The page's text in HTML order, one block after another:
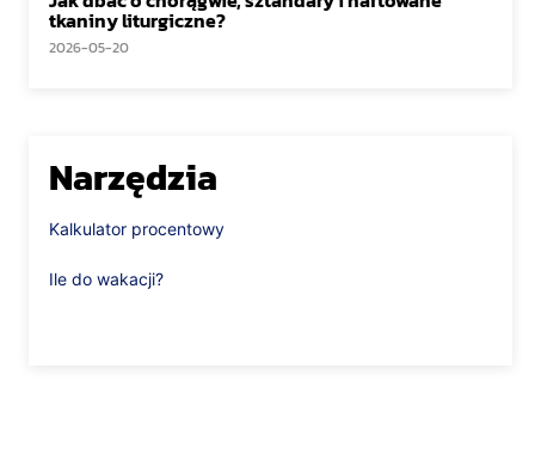
tkaniny liturgiczne?
2026-05-20
Narzędzia
Kalkulator procentowy
Ile do wakacji?